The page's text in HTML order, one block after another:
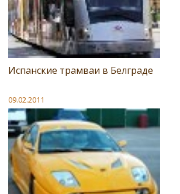
Испанские трамваи в Белграде
09.02.2011